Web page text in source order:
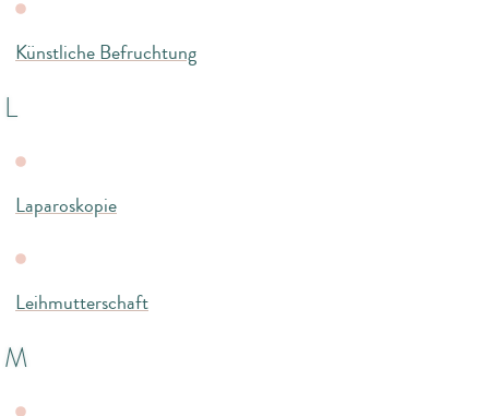
Künstliche Befruchtung
L
Laparoskopie
Leihmutterschaft
M